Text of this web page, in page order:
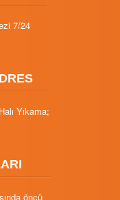
7/24
Yıkama;
öncü